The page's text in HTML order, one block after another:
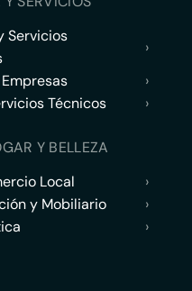
Servicios
›
›
Técnicos
›
Y BELLEZA
Local
›
y Mobiliario
›
›